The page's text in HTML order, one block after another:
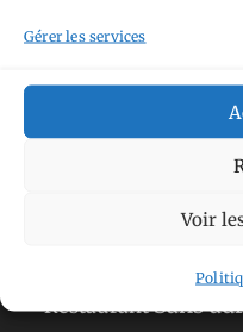
Gérer les services
Voir
Anti tourisme
La
RestaurantSans